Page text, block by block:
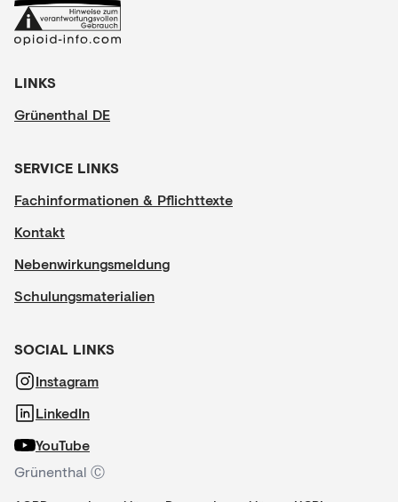
LINKS
Grünenthal DE
SERVICE LINKS
Fachinformationen & Pflichttexte
Kontakt
Nebenwirkungsmeldung
Schulungsmaterialien
SOCIAL LINKS
Instagram
LinkedIn
YouTube
Grünenthal Ⓒ